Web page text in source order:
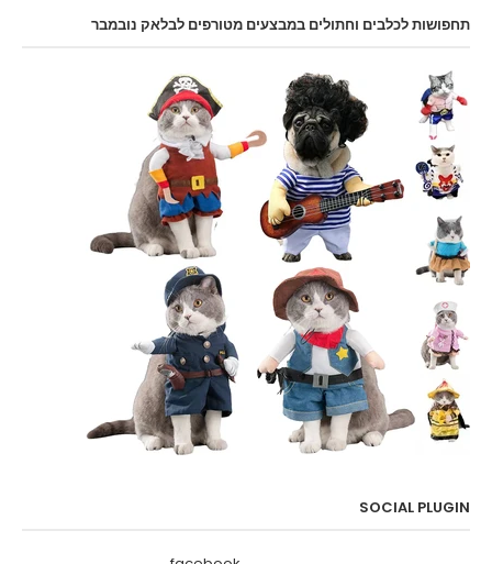
תחפושות לכלבים וחתולים במבצעים מטורפים לבלאק נובמבר
SOCIAL PLUGIN